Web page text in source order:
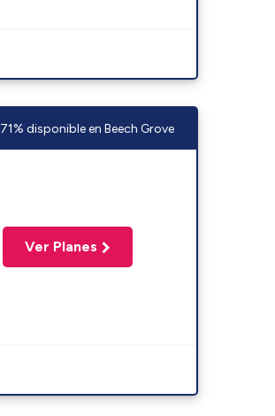
71% disponible en Beech Grove
Ver Planes